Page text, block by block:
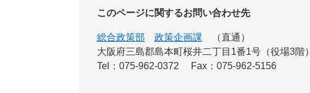
このページに関するお問い合わせ先
総合政策部 政策企画課
直通
大阪府三島郡島本町桜井二丁目1番1号（役場3階）
Tel：075-962-0372
Fax：075-962-5156